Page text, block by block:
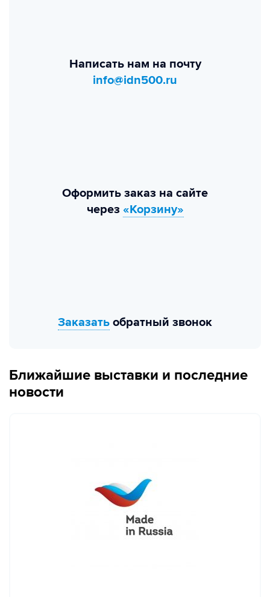
Написать нам на почту
info@idn500.ru
Оформить заказ на сайте
через «Корзину»
Заказать обратный звонок
Ближайшие выставки и последние
новости